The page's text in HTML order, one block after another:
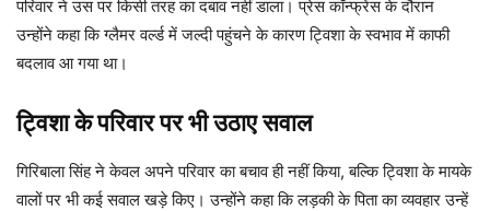
परिवार ने उस पर किसी तरह का दबाव नहीं डाला। प्रेस कॉन्फ्रेंस के दौरान
उन्होंने कहा कि ग्लैमर वर्ल्ड में जल्दी पहुंचने के कारण ट्विशा के स्वभाव में काफी
बदलाव आ गया था।
ट्विशा के परिवार पर भी उठाए सवाल
गिरिबाला सिंह ने केवल अपने परिवार का बचाव ही नहीं किया, बल्कि ट्विशा के मायके
वालों पर भी कई सवाल खड़े किए। उन्होंने कहा कि लड़की के पिता का व्यवहार उन्हें